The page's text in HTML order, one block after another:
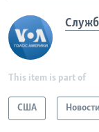
This item is part of
США Новости